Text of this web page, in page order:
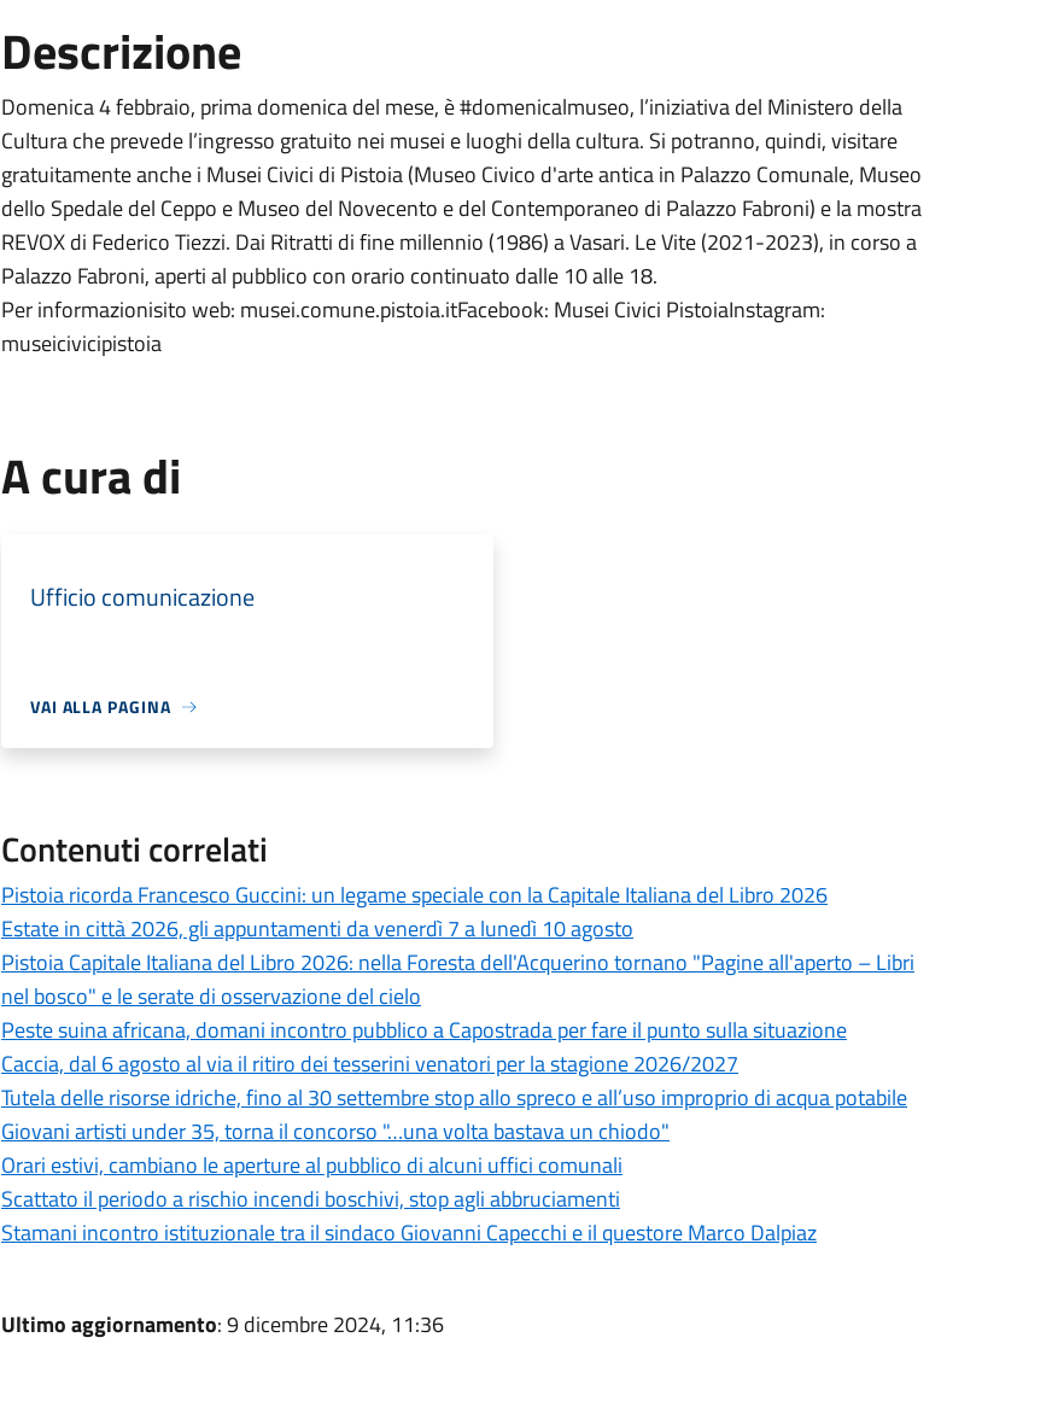
Descrizione
Domenica 4 febbraio, prima domenica del mese, è #domenicalmuseo, l’iniziativa del Ministero della
Cultura che prevede l’ingresso gratuito nei musei e luoghi della cultura. Si potranno, quindi, visitare
gratuitamente anche i Musei Civici di Pistoia (Museo Civico d'arte antica in Palazzo Comunale, Museo
dello Spedale del Ceppo e Museo del Novecento e del Contemporaneo di Palazzo Fabroni) e la mostra
REVOX di Federico Tiezzi. Dai Ritratti di fine millennio (1986) a Vasari. Le Vite (2021-2023), in corso a
Palazzo Fabroni, aperti al pubblico con orario continuato dalle 10 alle 18.
Per informazionisito web: musei.comune.pistoia.itFacebook: Musei Civici PistoiaInstagram:
museicivicipistoia
A cura di
Ufficio comunicazione
VAI ALLA PAGINA
Contenuti correlati
Pistoia ricorda Francesco Guccini: un legame speciale con la Capitale Italiana del Libro 2026
Estate in città 2026, gli appuntamenti da venerdì 7 a lunedì 10 agosto
Pistoia Capitale Italiana del Libro 2026: nella Foresta dell'Acquerino tornano "Pagine all'aperto – Libri
nel bosco" e le serate di osservazione del cielo
Peste suina africana, domani incontro pubblico a Capostrada per fare il punto sulla situazione
Caccia, dal 6 agosto al via il ritiro dei tesserini venatori per la stagione 2026/2027
Tutela delle risorse idriche, fino al 30 settembre stop allo spreco e all’uso improprio di acqua potabile
Giovani artisti under 35, torna il concorso "…una volta bastava un chiodo"
Orari estivi, cambiano le aperture al pubblico di alcuni uffici comunali
Scattato il periodo a rischio incendi boschivi, stop agli abbruciamenti
Stamani incontro istituzionale tra il sindaco Giovanni Capecchi e il questore Marco Dalpiaz
Ultimo aggiornamento: 9 dicembre 2024, 11:36